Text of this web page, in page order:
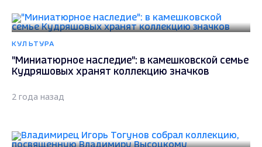
КУЛЬТУРА
"Миниатюрное наследие": в камешковской семье
Кудряшовых хранят коллекцию значков
2 года назад